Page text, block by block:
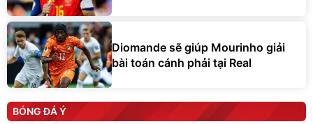
Diomande sẽ giúp Mourinho giải
bài toán cánh phải tại Real
BÓNG ĐÁ Ý